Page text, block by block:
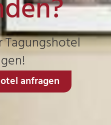
Tagungshotel
anfragen